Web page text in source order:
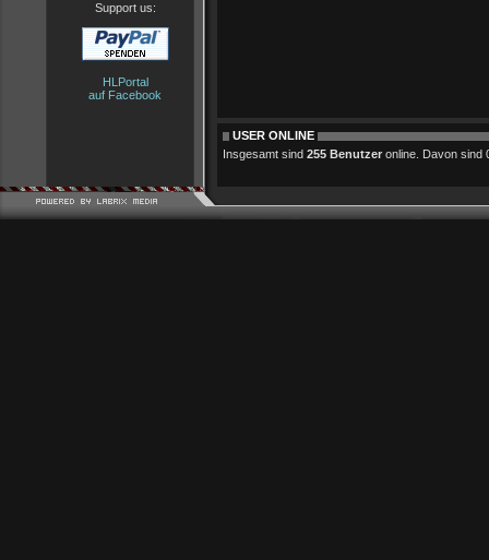
Support us:
HLPortal
auf Facebook
USER ONLINE
Insgesamt sind 255 Benutzer online. Davon sind